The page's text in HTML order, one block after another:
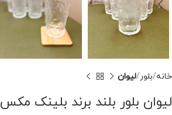
خانه بلور لیوان
لیوان بلور بلند برند بلینک مکس KTY۶۲۳۲